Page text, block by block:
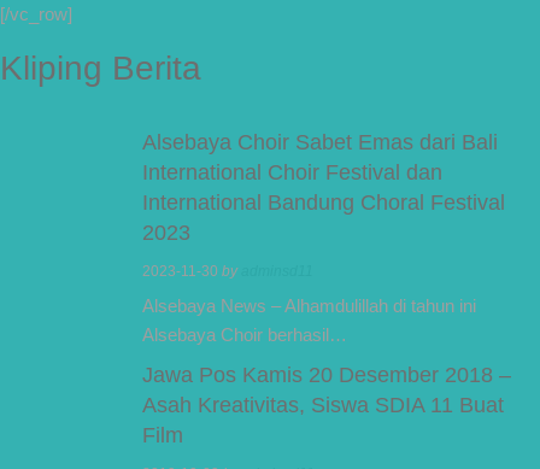
[/vc_row]
Kliping Berita
Alsebaya Choir Sabet Emas dari Bali
International Choir Festival dan
International Bandung Choral Festival
2023
2023-11-30 by
Alsebaya News – Alhamdulillah di tahun ini
Alsebaya Choir berhasil…
Jawa Pos Kamis 20 Desember 2018 –
Asah Kreativitas, Siswa SDIA 11 Buat
Film